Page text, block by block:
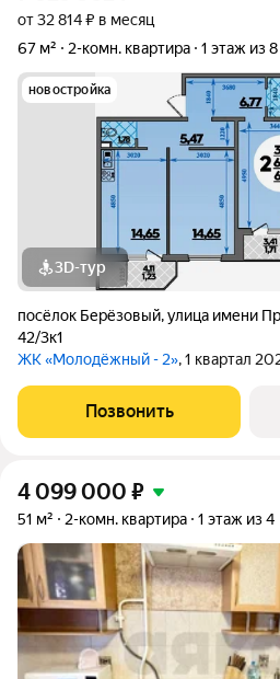
от 32 814 ₽ в месяц
67 м²
2-комн. квартира 1 этаж из 8
новостройка
3D-тур
посёлок Берёзовый,улица имени
42/3к1
ЖК «Молодёжный - 2», 1 квартал
Позвонить
4 099 000 ₽
51 м² 2-комн. квартира 1 этаж из 4